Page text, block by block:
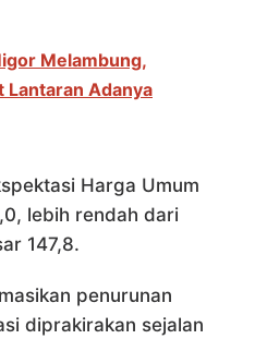
Melambung,
Lantaran Adanya
Harga Umum
lebih rendah dari
147,8.
penurunan
diprakirakan sejalan